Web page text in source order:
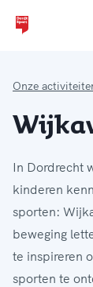
Onze
In Dordrecht
kinderen
sporten:
beweging
te inspireren
sporten te